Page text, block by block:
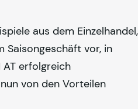
aus dem Einzelhandel,
Saisongeschäft vor, in
AT erfolgreich
von den Vorteilen